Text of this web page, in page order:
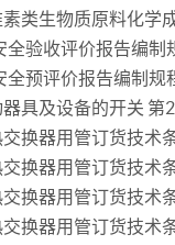
类生物质原料化学
全验收评价报告编制
全预评价报告编制规
具及设备的开关
换器用管订货技
换器用管订货技术
换器用管订货技术
换器用管订货技